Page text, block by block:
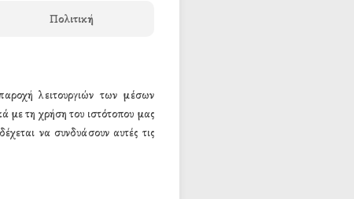
Πολιτική
λειτουργιών των μέσων
με τη χρήση του ιστότοπου μας
να συνδυάσουν αυτές τις